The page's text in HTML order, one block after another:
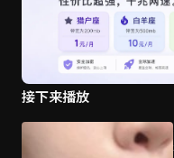
接下来播放